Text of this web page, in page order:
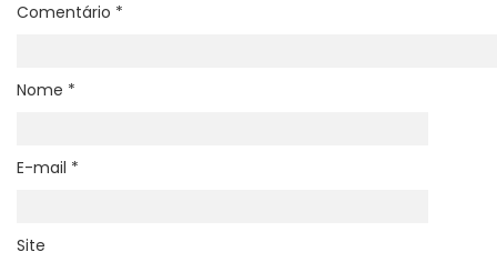
Comentário *
Nome *
E-mail *
Site